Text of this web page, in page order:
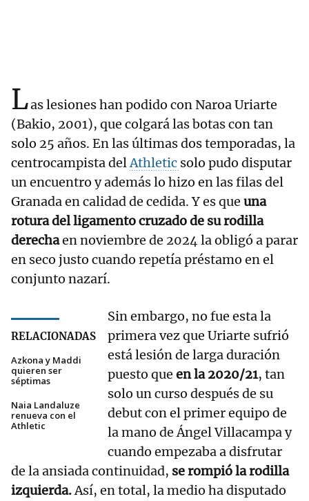
Las lesiones han podido con Naroa Uriarte
(Bakio, 2001), que colgará las botas con tan
solo 25 años. En las últimas dos temporadas, la
centrocampista delAthletic solo pudo disputar
un encuentro y además lo hizo en las filas del
Granada en calidad de cedida. Y es que una
rotura del ligamento cruzado de su rodilla
derechaen noviembre de 2024 la obligó a parar
en seco justo cuando repetía préstamo en el
conjunto nazarí.
RELACIONADAS
Azkona y Maddi
quieren ser
séptimas
Naia Landaluze
renueva con el
Athletic
Sin embargo, no fue esta la
primera vez que Uriarte sufrió
está lesión de larga duración
puesto que en la 2020/21, tan
solo un curso después de su
debut con el primer equipo de
la mano de Ángel Villacampa y
cuando empezaba a disfrutar
de la ansiada continuidad, se rompió la rodilla
izquierda.Así, en total, la medio ha disputado